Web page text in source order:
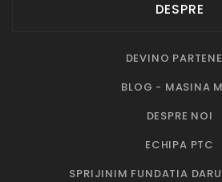
DESPRE
DEVINO
BLOG - MASINA
DESPRE NOI
ECHIPA PTC
SPRIJINIM FUNDATIA